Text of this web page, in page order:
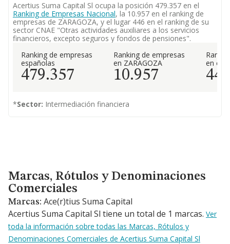
Acertius Suma Capital Sl ocupa la posición 479.357 en el
Ranking de Empresas Nacional, la 10.957 en el ranking de
empresas de ZARAGOZA, y el lugar 446 en el ranking de su
sector CNAE "Otras actividades auxiliares a los servicios
financieros, excepto seguros y fondos de pensiones".
Ranking de empresas
españolas
479.357
Ranking de empresas
en ZARAGOZA
10.957
en el
446
*Sector: Intermediación financiera
Marcas, Rótulos y Denominaciones Comerciales
Marcas, Rótulos y Denominaciones
Comerciales
Marcas: Ace(r)tius Suma Capital
Acertius Suma Capital Sl tiene un total de 1 marcas. Ver
toda la información sobre todas las Marcas, Rótulos y
Denominaciones Comerciales de Acertius Suma Capital Sl